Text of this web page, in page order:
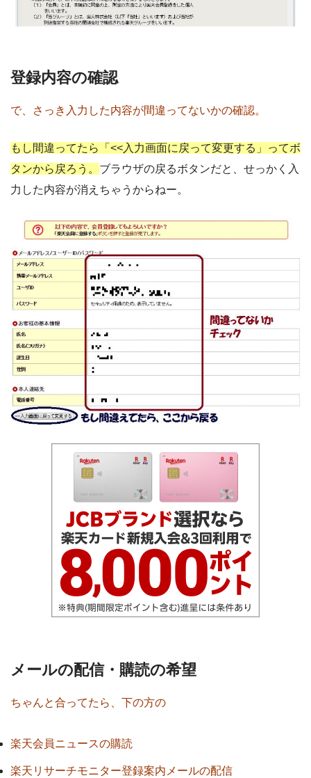
登録内容の確認
で、さっき入力した内容が間違ってないかの確認。
もし間違ってたら「<<入力画面に戻って変更する」ってボ
タンから戻ろう。 ブラウザの戻るボタンだと、せっかく入
力した内容が消えちゃうからねー。
メールの配信・購読の希望
ちゃんと合ってたら、下の方の
楽天会員ニュースの購読
楽天リサーチモニター登録案内メールの配信